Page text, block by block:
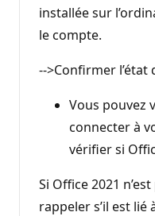
installée sur
le compte.
-->Confirmer l’état
Vous pouvez
connecter à
vérifier si
Si Office 2021
rappeler s’il est